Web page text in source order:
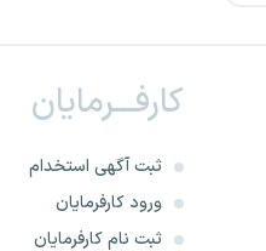
کارفـــرمایان
ثبت آگهی استخدام
ورود کارفرمایان
ثبت نام کارفرمایان